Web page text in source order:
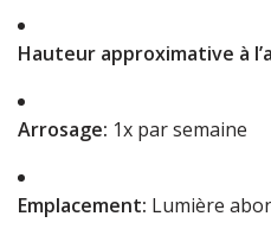
Hauteur approximative à
Arrosage: 1x par semaine
Emplacement: Lumière